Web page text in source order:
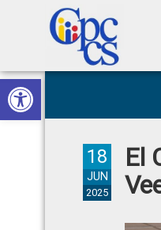
Abrir barra de herramientas
Skip
to
primary
Skip
to
main
Skip
to
primary
Skip
to
footer
Ciudadana
Control
Ciudadano
El
18
JUN
2025